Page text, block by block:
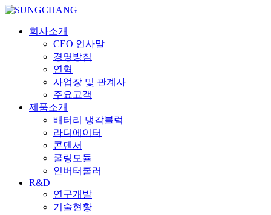
회사소개
CEO 인사말
경영방침
연혁
사업장 및 관계사
주요고객
제품소개
배터리 냉각블럭
라디에이터
콘덴서
쿨링모듈
인버터쿨러
R&D
연구개발
기술현황